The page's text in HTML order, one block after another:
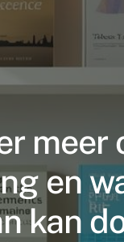
shop
in
meer
en
kan